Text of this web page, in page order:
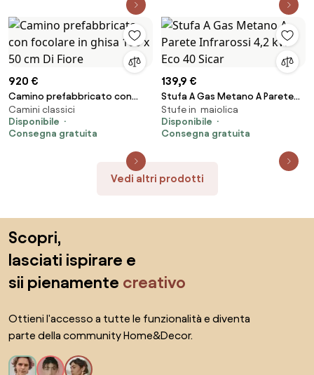
920 €
Camino prefabbricato con
focolare in ghisa 100 x 50 cm Di
Fiore
Camini classici
Disponibile
Consegna gratuita
139,9 €
Stufa A Gas Metano A Parete
Infrarossi 4,2 kW Eco 40 Sicar
Stufe in maiolica
Disponibile
Consegna gratuita
Vedi altri prodotti
Scopri,
lasciati ispirare e
sii pienamente creativo
Ottieni l'accesso a tutte le funzionalità e diventa
parte della community Home&Decor.